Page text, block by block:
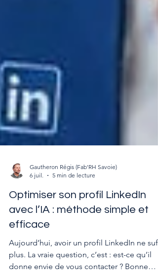
6 juil.
5 min de lecture
Optimiser son profil LinkedIn
avec l’IA : méthode simple et
efficace
Aujourd’hui, avoir un profil LinkedIn ne